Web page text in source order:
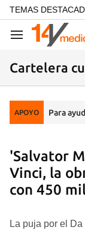
common.go-to-
TEMAS
Navegación
Cartelera
APOYO Para
'Salvator
Vinci, la
con 450
La puja por el